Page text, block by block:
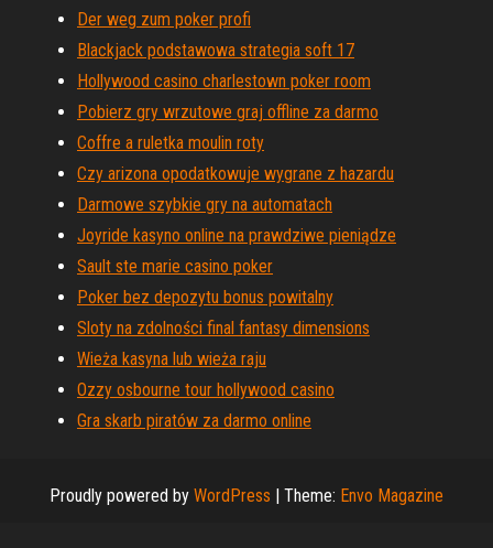
Der weg zum poker profi
Blackjack podstawowa strategia soft 17
Hollywood casino charlestown poker room
Pobierz gry wrzutowe graj offline za darmo
Coffre a ruletka moulin roty
Czy arizona opodatkowuje wygrane z hazardu
Darmowe szybkie gry na automatach
Joyride kasyno online na prawdziwe pieniądze
Sault ste marie casino poker
Poker bez depozytu bonus powitalny
Sloty na zdolności final fantasy dimensions
Wieża kasyna lub wieża raju
Ozzy osbourne tour hollywood casino
Gra skarb piratów za darmo online
Proudly powered by WordPress | Theme: Envo Magazine